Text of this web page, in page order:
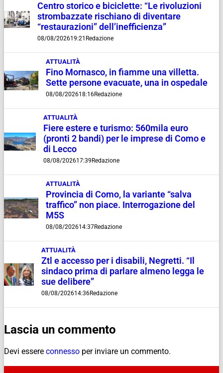
Centro storico e biciclette: “Le rivoluzioni
strombazzate rischiano di diventare
“restaurazioni” dell’inefficienza”
08/08/202619:21 Redazione
ATTUALITÀ
Fino Mornasco, in fiamme una villetta.
Sette persone evacuate, una in ospedale
08/08/202618:16Redazione
ATTUALITÀ
Fiere estere e turismo: 560mila euro
(pronti 2 bandi) per le imprese di Como e
di Lecco
08/08/202617:39 Redazione
ATTUALITÀ
Provincia di Como, la variante “salva
traffico” non piace. Interrogazione del
M5S
08/08/202614:37Redazione
ATTUALITÀ
Ztl e accesso per i disabili, Negretti. “Il
sindaco prima di parlare almeno legga le
sue delibere”
08/08/202614:36Redazione
Lascia un commento
Devi essere connesso per inviare un commento.